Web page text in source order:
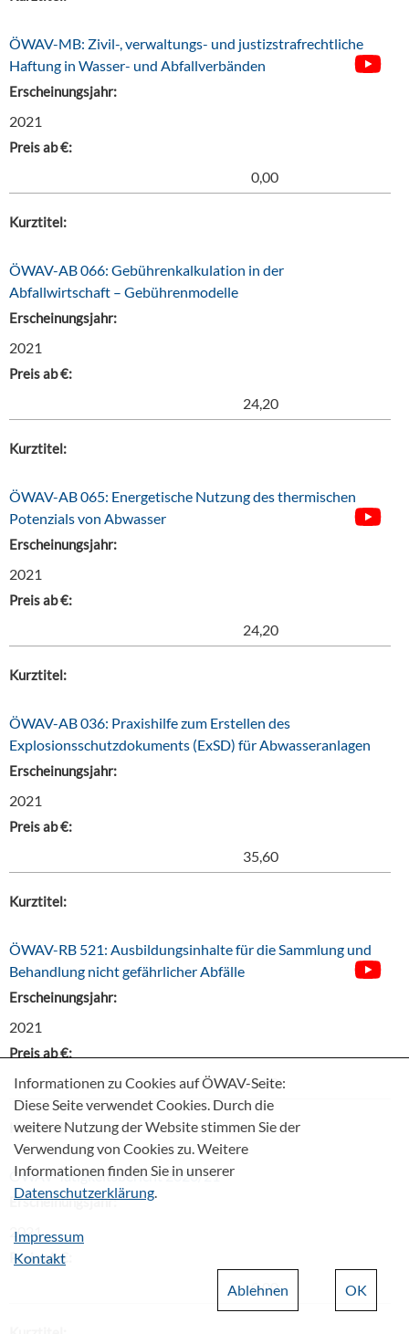
ÖWAV-MB: Zivil-, verwaltungs- und justizstrafrechtliche
Haftung in Wasser- und Abfallverbänden
Erscheinungsjahr:
2021
Preis ab €:
0,00
Kurztitel:
ÖWAV-AB 066: Gebührenkalkulation in der
Abfallwirtschaft – Gebührenmodelle
Erscheinungsjahr:
2021
Preis ab €:
24,20
Kurztitel:
ÖWAV-AB 065: Energetische Nutzung des thermischen
Potenzials von Abwasser
Erscheinungsjahr:
2021
Preis ab €:
24,20
Kurztitel:
ÖWAV-AB 036: Praxishilfe zum Erstellen des
Explosionsschutzdokuments (ExSD) für Abwasseranlagen
Erscheinungsjahr:
2021
Preis ab €:
35,60
Kurztitel:
ÖWAV-RB 521: Ausbildungsinhalte für die Sammlung und
Behandlung nicht gefährlicher Abfälle
Erscheinungsjahr:
2021
Preis ab €:
24,20
Kurztitel:
ÖWAV-Tätigkeitsbericht 2020/21
Erscheinungsjahr:
2021
Preis ab €:
0,00
Informationen zu Cookies auf ÖWAV-Seite:
Diese Seite verwendet Cookies. Durch die
weitere Nutzung der Website stimmen Sie der
Verwendung von Cookies zu. Weitere
Informationen finden Sie in unserer
Datenschutzerklärung.
Impressum
Kontakt
OK
Ablehnen